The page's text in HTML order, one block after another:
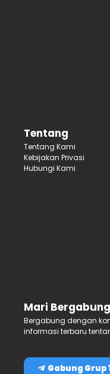
Tentang
Tentang Kami
Kebijakan Privasi
Hubungi Kami
Mari
Bergabung dengan
informasi terbaru
Gabung